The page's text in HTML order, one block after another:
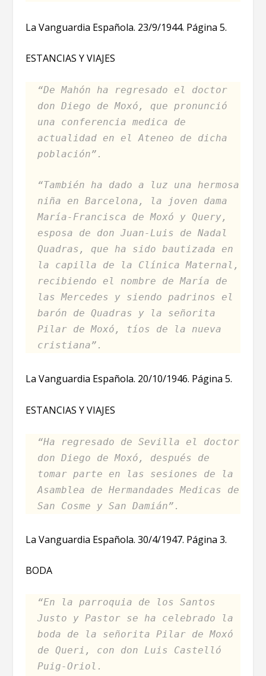
La Vanguardia Española. 23/9/1944. Página 5.
ESTANCIAS Y VIAJES
“De Mahón ha regresado el doctor
don Diego de Moxó, que pronunció
una conferencia medica de
actualidad en el Ateneo de dicha
población”.
“También ha dado a luz una hermosa
niña en Barcelona, la joven dama
María-Francisca de Moxó y Query,
esposa de don Juan-Luis de Nadal
Quadras, que ha sido bautizada en
la capilla de la Clínica Maternal,
recibiendo el nombre de María de
las Mercedes y siendo padrinos el
barón de Quadras y la señorita
Pilar de Moxó, tíos de la nueva
cristiana”.
La Vanguardia Española. 20/10/1946. Página 5.
ESTANCIAS Y VIAJES
“Ha regresado de Sevilla el doctor
don Diego de Moxó, después de
tomar parte en las sesiones de la
Asamblea de Hermandades Medicas de
San Cosme y San Damián”.
La Vanguardia Española. 30/4/1947. Página 3.
BODA
“En la parroquia de los Santos
Justo y Pastor se ha celebrado la
boda de la señorita Pilar de Moxó
de Queri, con don Luis Castelló
Puig-Oriol.